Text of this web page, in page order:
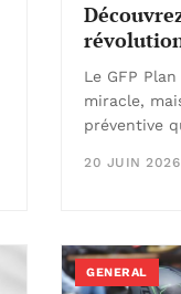
Le GFP
miracle,
préventive
20 JUIN 2026
GENERAL